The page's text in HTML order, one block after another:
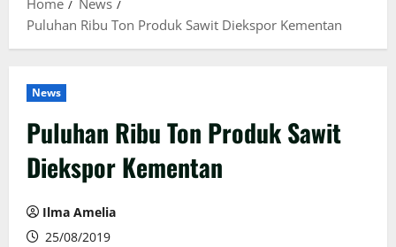
Home
News
Puluhan Ribu Ton Produk Sawit Diekspor Kementan
News
Puluhan Ribu Ton Produk Sawit
Diekspor Kementan
Ilma Amelia
25/08/2019